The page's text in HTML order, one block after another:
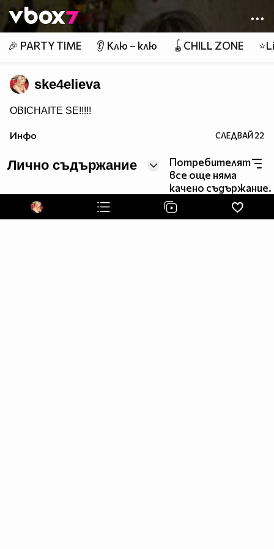
👾
🎉 PARTY TIME 👂 Клю – клю 🪀CHILL ZONE
ske4elieva
OBICHAITE SE!!!!!
Инфо СЛЕДВАЙ22
Лично съдържание
Потребителят
все още няма
качено съдържание.